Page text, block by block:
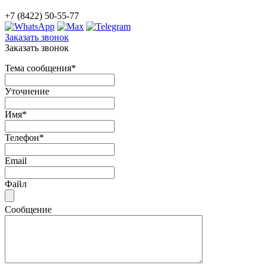
+7 (8422) 50-55-77
Заказать звонок
Заказать звонок
Тема сообщения*
Уточнение
Имя*
Телефон*
Email
Файл
Сообщение